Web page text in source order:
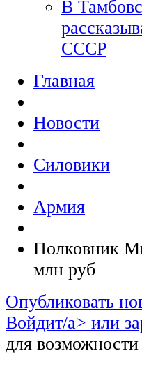
В
СССР
Главная
Новости
Силовики
Армия
Полковник
млн руб
Опубликовать
Войдит/a> или
для